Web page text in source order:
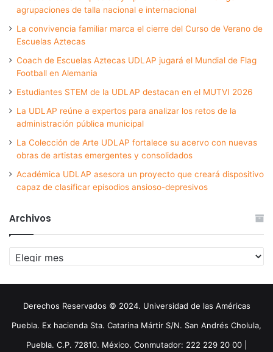
agrupaciones de talla nacional e internacional
La convivencia familiar marca el cierre del Curso de Verano de
Escuelas Aztecas
Coach de Escuelas Aztecas UDLAP jugará el Mundial de Flag
Football en Alemania
Estudiantes STEM de la UDLAP destacan en el MUTVI 2026
La UDLAP reúne a expertos para analizar los retos de la
administración pública municipal
La Colección de Arte UDLAP fortalece su acervo con nuevas
obras de artistas emergentes y consolidados
Académica UDLAP asesora un proyecto que creará dispositivo
capaz de clasificar episodios ansioso-depresivos
Archivos
Archivos
Derechos Reservados © 2024. Universidad de las Américas
Puebla. Ex hacienda Sta. Catarina Mártir S/N. San Andrés Cholula,
Puebla. C.P. 72810. México. Conmutador: 222 229 20 00 |